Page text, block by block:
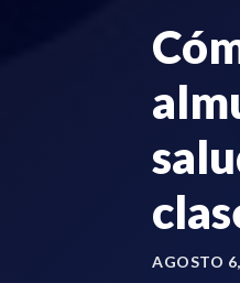
AGOSTO